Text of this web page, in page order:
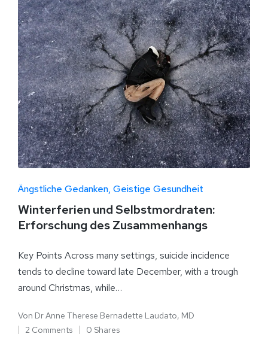
Ängstliche Gedanken Geistige Gesundheit
Winterferien und Selbstmordraten:
Erforschung des Zusammenhangs
Key Points Across many settings, suicide incidence
tends to decline toward late December, with a trough
around Christmas, while…
Von Dr Anne Therese Bernadette Laudato, MD
2 Comments
0 Shares